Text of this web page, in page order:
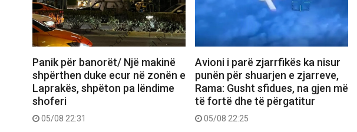
Panik për banorët/ Një makinë
shpërthen duke ecur në zonën e
Laprakës, shpëton pa lëndime
shoferi
05/08 22:31
Avioni i parë zjarrfikës ka nisur
punën për shuarjen e zjarreve,
Rama: Gusht sfidues, na gjen më
të fortë dhe të përgatitur
05/08 22:25